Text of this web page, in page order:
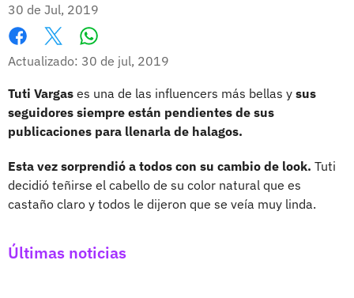
30 de Jul, 2019
Facebook
X
Actualizado: 30 de jul, 2019
Tuti Vargas es una de las influencers más bellas y sus
seguidores siempre están pendientes de sus
publicaciones para llenarla de halagos.
Esta vez sorprendió a todos con su cambio de look. Tuti
decidió teñirse el cabello de su color natural que es
castaño claro y todos le dijeron que se veía muy linda.
Últimas noticias